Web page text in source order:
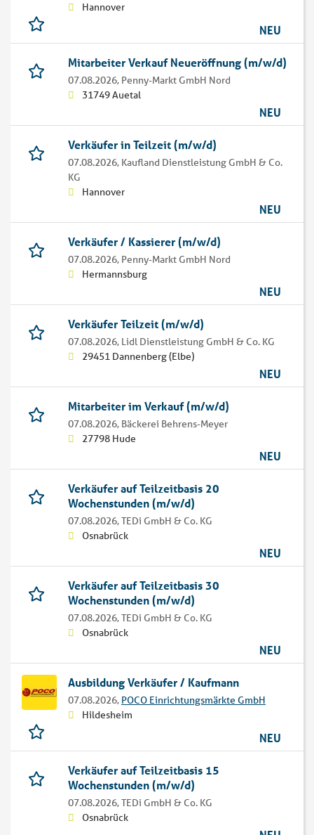
Hannover
NEU
Mitarbeiter Verkauf Neueröffnung (m/w/d)
07.08.2026, Penny-Markt GmbH Nord
31749 Auetal
NEU
Verkäufer in Teilzeit (m/w/d)
07.08.2026, Kaufland Dienstleistung GmbH & Co.
KG
Hannover
NEU
Verkäufer / Kassierer (m/w/d)
07.08.2026, Penny-Markt GmbH Nord
Hermannsburg
NEU
Verkäufer Teilzeit (m/w/d)
07.08.2026, Lidl Dienstleistung GmbH & Co. KG
29451 Dannenberg (Elbe)
NEU
Mitarbeiter im Verkauf (m/w/d)
07.08.2026, Bäckerei Behrens-Meyer
27798 Hude
NEU
Verkäufer auf Teilzeitbasis 20
Wochenstunden (m/w/d)
07.08.2026,TEDi GmbH & Co. KG
Osnabrück
NEU
Verkäufer auf Teilzeitbasis 30
Wochenstunden (m/w/d)
07.08.2026,TEDi GmbH & Co. KG
Osnabrück
NEU
Ausbildung Verkäufer / Kaufmann
07.08.2026, POCO Einrichtungsmärkte GmbH
Hildesheim
NEU
Verkäufer auf Teilzeitbasis 15
Wochenstunden (m/w/d)
07.08.2026,TEDi GmbH & Co. KG
Osnabrück